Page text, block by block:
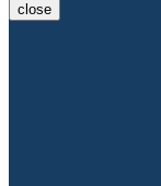
close